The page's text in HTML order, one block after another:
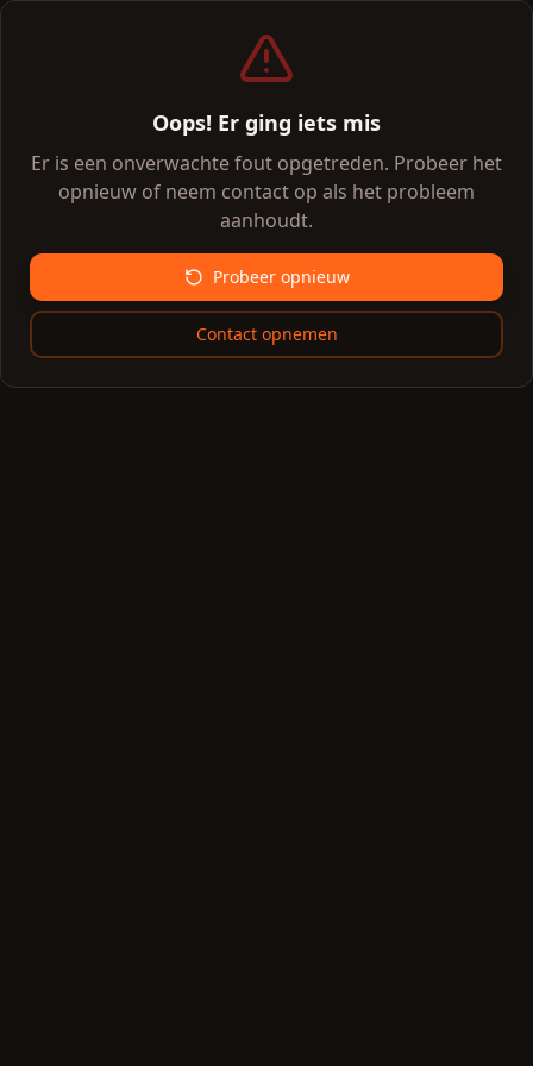
Oops! Er ging iets mis
Er is een onverwachte fout opgetreden. Probeer het
opnieuw of neem contact op als het probleem
aanhoudt.
Probeer opnieuw
Contact opnemen